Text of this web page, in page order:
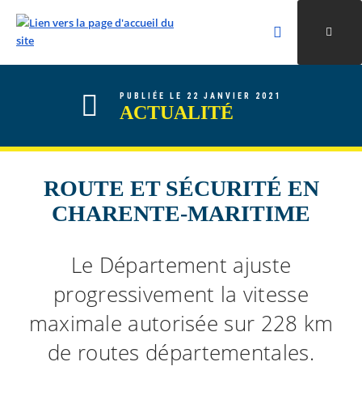
ALLER AU CONTENU
ALLER AU MENU
ALLER À LA RECHERCHE
Rechercher
Valider la
PUBLIÉE LE 22 JANVIER 2021
ACTUALITÉ
ROUTE ET SÉCURITÉ EN
CHARENTE-MARITIME
Le Département ajuste
progressivement la vitesse
maximale autorisée sur 228 km
de routes départementales.